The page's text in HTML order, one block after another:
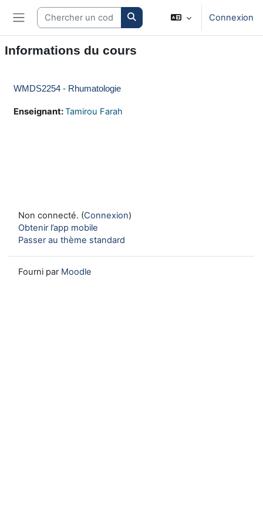
Passer au contenu principal
Panneau latéral
Search courses Connexion
Informations du cours
WMDS2254 - Rhumatologie
Enseignant:Tamirou Farah
Non connecté. (Connexion)
Obtenir l’app mobile
Passer au thème standard
Fourni par Moodle